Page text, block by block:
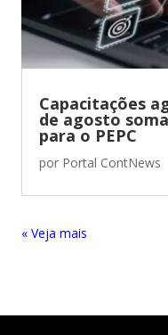
Capacitações
de agosto
para o PEPC
por Portal ContNews
« Entradas Antigas